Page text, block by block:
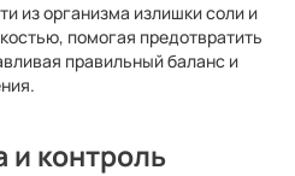
из организма излишки соли и
помогая предотвратить
правильный баланс и
и контроль